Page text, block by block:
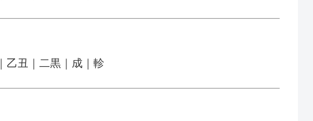
｜乙丑｜二黒｜成｜軫